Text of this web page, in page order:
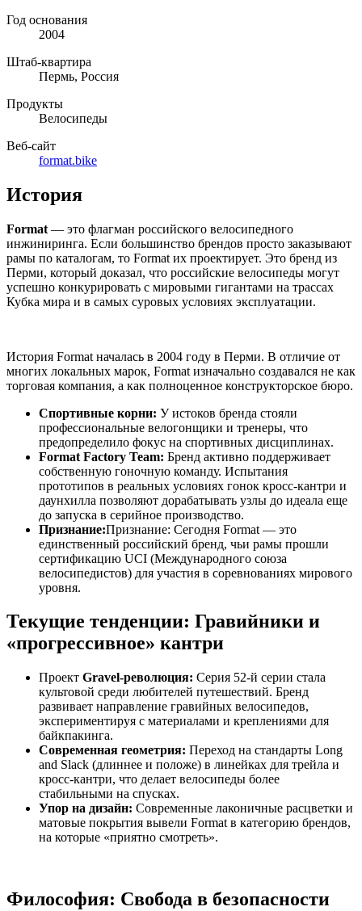
Год основания
2004
Штаб-квартира
Пермь, Россия
Продукты
Велосипеды
Веб-сайт
format.bike
История
Format — это флагман российского велосипедного
инжиниринга. Если большинство брендов просто заказывают
рамы по каталогам, то Format их проектирует. Это бренд из
Перми, который доказал, что российские велосипеды могут
успешно конкурировать с мировыми гигантами на трассах
Кубка мира и в самых суровых условиях эксплуатации.
История Format началась в 2004 году в Перми. В отличие от
многих локальных марок, Format изначально создавался не как
торговая компания, а как полноценное конструкторское бюро.
Спортивные корни: У истоков бренда стояли
профессиональные велогонщики и тренеры, что
предопределило фокус на спортивных дисциплинах.
Format Factory Team: Бренд активно поддерживает
собственную гоночную команду. Испытания
прототипов в реальных условиях гонок кросс-кантри и
даунхилла позволяют дорабатывать узлы до идеала еще
до запуска в серийное производство.
Признание:Признание: Сегодня Format — это
единственный российский бренд, чьи рамы прошли
сертификацию UCI (Международного союза
велосипедистов) для участия в соревнованиях мирового
уровня.
Текущие тенденции: Гравийники и
«прогрессивное» кантри
Проект Gravel-революция: Серия 52-й серии стала
культовой среди любителей путешествий. Бренд
развивает направление гравийных велосипедов,
экспериментируя с материалами и креплениями для
байкпакинга.
Современная геометрия: Переход на стандарты Long
and Slack (длиннее и положе) в линейках для трейла и
кросс-кантри, что делает велосипеды более
стабильными на спусках.
Упор на дизайн: Современные лаконичные расцветки и
матовые покрытия вывели Format в категорию брендов,
на которые «приятно смотреть».
Философия: Свобода в безопасности